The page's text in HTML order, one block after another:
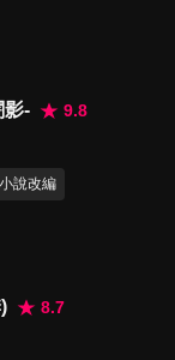
影-
9.8
小說改編
8.7